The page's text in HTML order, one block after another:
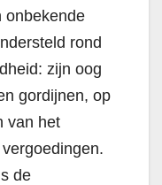
onbekende
rond
zijn oog
gordijnen, op
van het
de